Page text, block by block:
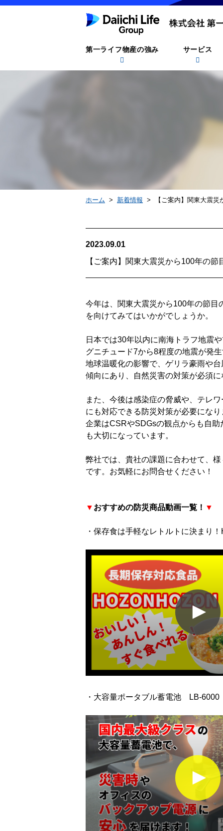
第一ライフ物産の強み サービス
ホーム > 新着情報 > 【ご案内】関東大震災
2023.09.01
【ご案内】関東大震災から100年の
今年は、関東大震災から100年の節目
を向けてみてはいかがでしょうか。
日本では30年以内に南海トラフ地震
グニチュード7から8程度の地震が発
地球温暖化の影響で、ゲリラ豪雨や
傾向にあり、自然災害の対策が必須
また、今後は感染症の脅威や、テレ
にも対応できる防災対策が必要になり
企業はCSRやSDGsの観点からも自
も大切になっています。
弊社では、貴社の課題に合わせて、
です。お気軽にお問合せください！
▼ おすすめの防災商品動画一覧！ ▼
・保存食は手軽なレトルトに決まり
・大容量ポータブル蓄電池 LB-